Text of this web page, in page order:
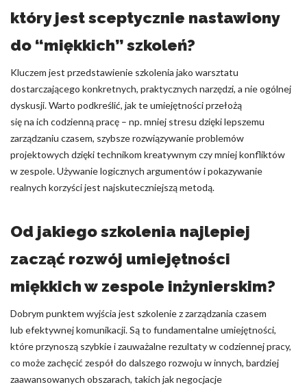
który jest sceptycznie nastawiony
do “miękkich” szkoleń?
Kluczem jest przedstawienie szkolenia jako warsztatu
dostarczającego konkretnych, praktycznych narzędzi, a nie ogólnej
dyskusji. Warto podkreślić, jak te umiejętności przełożą
się na ich codzienną pracę – np. mniej stresu dzięki lepszemu
zarządzaniu czasem, szybsze rozwiązywanie problemów
projektowych dzięki technikom kreatywnym czy mniej konfliktów
w zespole. Używanie logicznych argumentów i pokazywanie
realnych korzyści jest najskuteczniejszą metodą.
Od jakiego szkolenia najlepiej
zacząć rozwój umiejętności
miękkich w zespole inżynierskim?
Dobrym punktem wyjścia jest szkolenie z zarządzania czasem
lub efektywnej komunikacji. Są to fundamentalne umiejętności,
które przynoszą szybkie i zauważalne rezultaty w codziennej pracy,
co może zachęcić zespół do dalszego rozwoju w innych, bardziej
zaawansowanych obszarach, takich jak negocjacje